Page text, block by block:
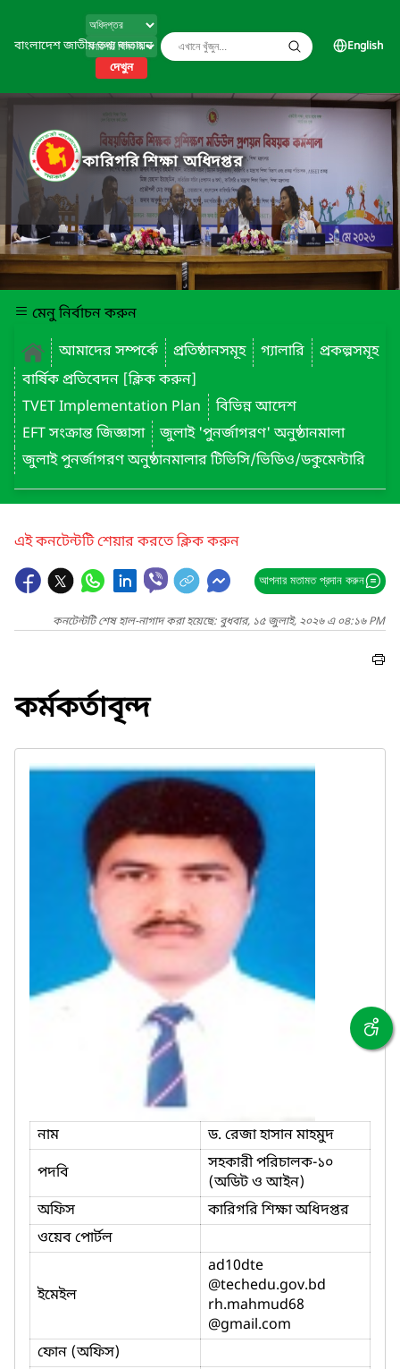
বাংলাদেশ জাতীয় তথ্য বাতায়ন
দেখুন
English
কারিগরি শিক্ষা অধিদপ্তর
মেনু নির্বাচন করুন
আমাদের সম্পর্কে
প্রতিষ্ঠানসমূহ গ্যালারি
প্রকল্পসমূহ
বার্ষিক প্রতিবেদন [ক্লিক করুন]
TVET Implementation Plan
বিভিন্ন আদেশ
EFT সংক্রান্ত জিজ্ঞাসা
জুলাই 'পুনর্জাগরণ' অনুষ্ঠানমালা
জুলাই পুনর্জাগরণ অনুষ্ঠানমালার টিভিসি/ভিডিও/ডকুমেন্টারি
এই কনটেন্টটি শেয়ার করতে ক্লিক করুন
আপনার মতামত প্রদান করুন
কনটেন্টটি শেষ হাল-নাগাদ করা হয়েছে: বুধবার, ১৫ জুলাই, ২০২৬ এ ০৪:১৬ PM
কর্মকর্তাবৃন্দ
নাম
ড. রেজা হাসান মাহমুদ
পদবি
সহকারী পরিচালক-১০
(অডিট ও আইন)
অফিস
কারিগরি শিক্ষা অধিদপ্তর
ওয়েব পোর্টল
ইমেইল
ad10dte
@techedu.gov.bd
rh.mahmud68
@gmail.com
ফোন (অফিস)